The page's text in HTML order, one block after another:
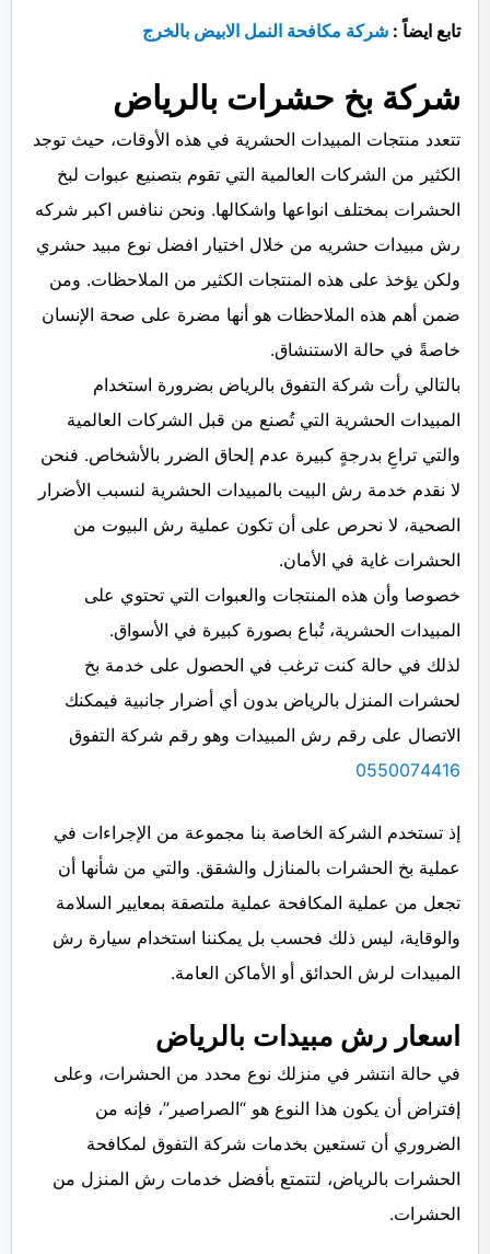
تابع ايضاً : شركة مكافحة النمل الابيض بالخرج
شركة بخ حشرات بالرياض
تتعدد منتجات المبيدات الحشرية في هذه الأوقات، حيث توجد
الكثير من الشركات العالمية التي تقوم بتصنيع عبوات لبخ
الحشرات بمختلف انواعها واشكالها. ونحن ننافس اكبر شركه
رش مبيدات حشريه من خلال اختيار افضل نوع مبيد حشري
ولكن يؤخذ على هذه المنتجات الكثير من الملاحظات. ومن
ضمن أهم هذه الملاحظات هو أنها مضرة على صحة الإنسان
خاصةً في حالة الاستنشاق.
بالتالي رأت شركة التفوق بالرياض بضرورة استخدام
المبيدات الحشرية التي تُصنع من قبل الشركات العالمية
والتي تراعِ بدرجةٍ كبيرة عدم إلحاق الضرر بالأشخاص. فنحن
لا نقدم خدمة رش البيت بالمبيدات الحشرية لنسبب الأضرار
الصحية، لا نحرص على أن تكون عملية رش البيوت من
الحشرات غاية في الأمان.
خصوصا وأن هذه المنتجات والعبوات التي تحتوي على
المبيدات الحشرية، تُباع بصورة كبيرة في الأسواق.
لذلك في حالة كنت ترغب في الحصول على خدمة بخ
لحشرات المنزل بالرياض بدون أي أضرار جانبية فيمكنك
الاتصال على رقم رش المبيدات وهو رقم شركة التفوق
0550074416
إذ تستخدم الشركة الخاصة بنا مجموعة من الإجراءات في
عملية بخ الحشرات بالمنازل والشقق. والتي من شأنها أن
تجعل من عملية المكافحة عملية ملتصقة بمعايير السلامة
والوقاية، ليس ذلك فحسب بل يمكننا استخدام سيارة رش
المبيدات لرش الحدائق أو الأماكن العامة.
اسعار رش مبيدات بالرياض
في حالة انتشر في منزلك نوع محدد من الحشرات، وعلى
إفتراض أن يكون هذا النوع هو “الصراصير”، فإنه من
الضروري أن تستعين بخدمات شركة التفوق لمكافحة
الحشرات بالرياض، لتتمتع بأفضل خدمات رش المنزل من
الحشرات.